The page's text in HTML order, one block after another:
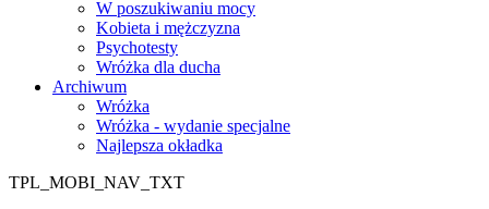
W poszukiwaniu mocy
Kobieta i mężczyzna
Psychotesty
Wróżka dla ducha
Archiwum
Wróżka
Wróżka - wydanie specjalne
Najlepsza okładka
TPL_MOBI_NAV_TXT